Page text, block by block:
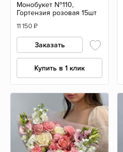
Монобукет №110,
Гортензия розовая 15шт
11 150₽
Заказать
Купить в 1 клик